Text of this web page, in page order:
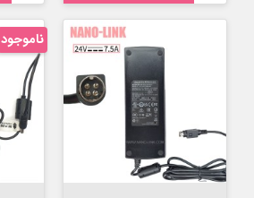
ناموجود